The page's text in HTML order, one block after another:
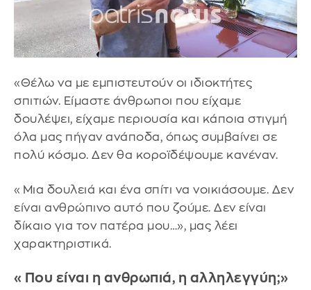
«Θέλω να με εμπιστευτούν οι ιδιοκτήτες
σπιτιών. Είμαστε άνθρωποι που είχαμε
δουλέψει, είχαμε περιουσία και κάποια στιγμή
όλα μας πήγαν ανάποδα, όπως συμβαίνει σε
πολύ κόσμο. Δεν θα κοροϊδέψουμε κανέναν.
«Μια δουλειά και ένα σπίτι να νοικιάσουμε. Δεν
είναι ανθρώπινο αυτό που ζούμε. Δεν είναι
δίκαιο για τον πατέρα μου…», μας λέει
χαρακτηριστικά.
«Που είναι η ανθρωπιά, η αλληλεγγύη;»